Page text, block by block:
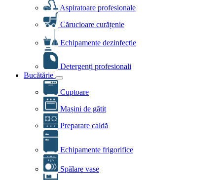
Aspiratoare profesionale
Cărucioare curățenie
Echipamente dezinfecție
Detergenți profesionali
Bucătărie
Cuptoare
Mașini de gătit
Preparare caldă
Echipamente frigorifice
Spălare vase